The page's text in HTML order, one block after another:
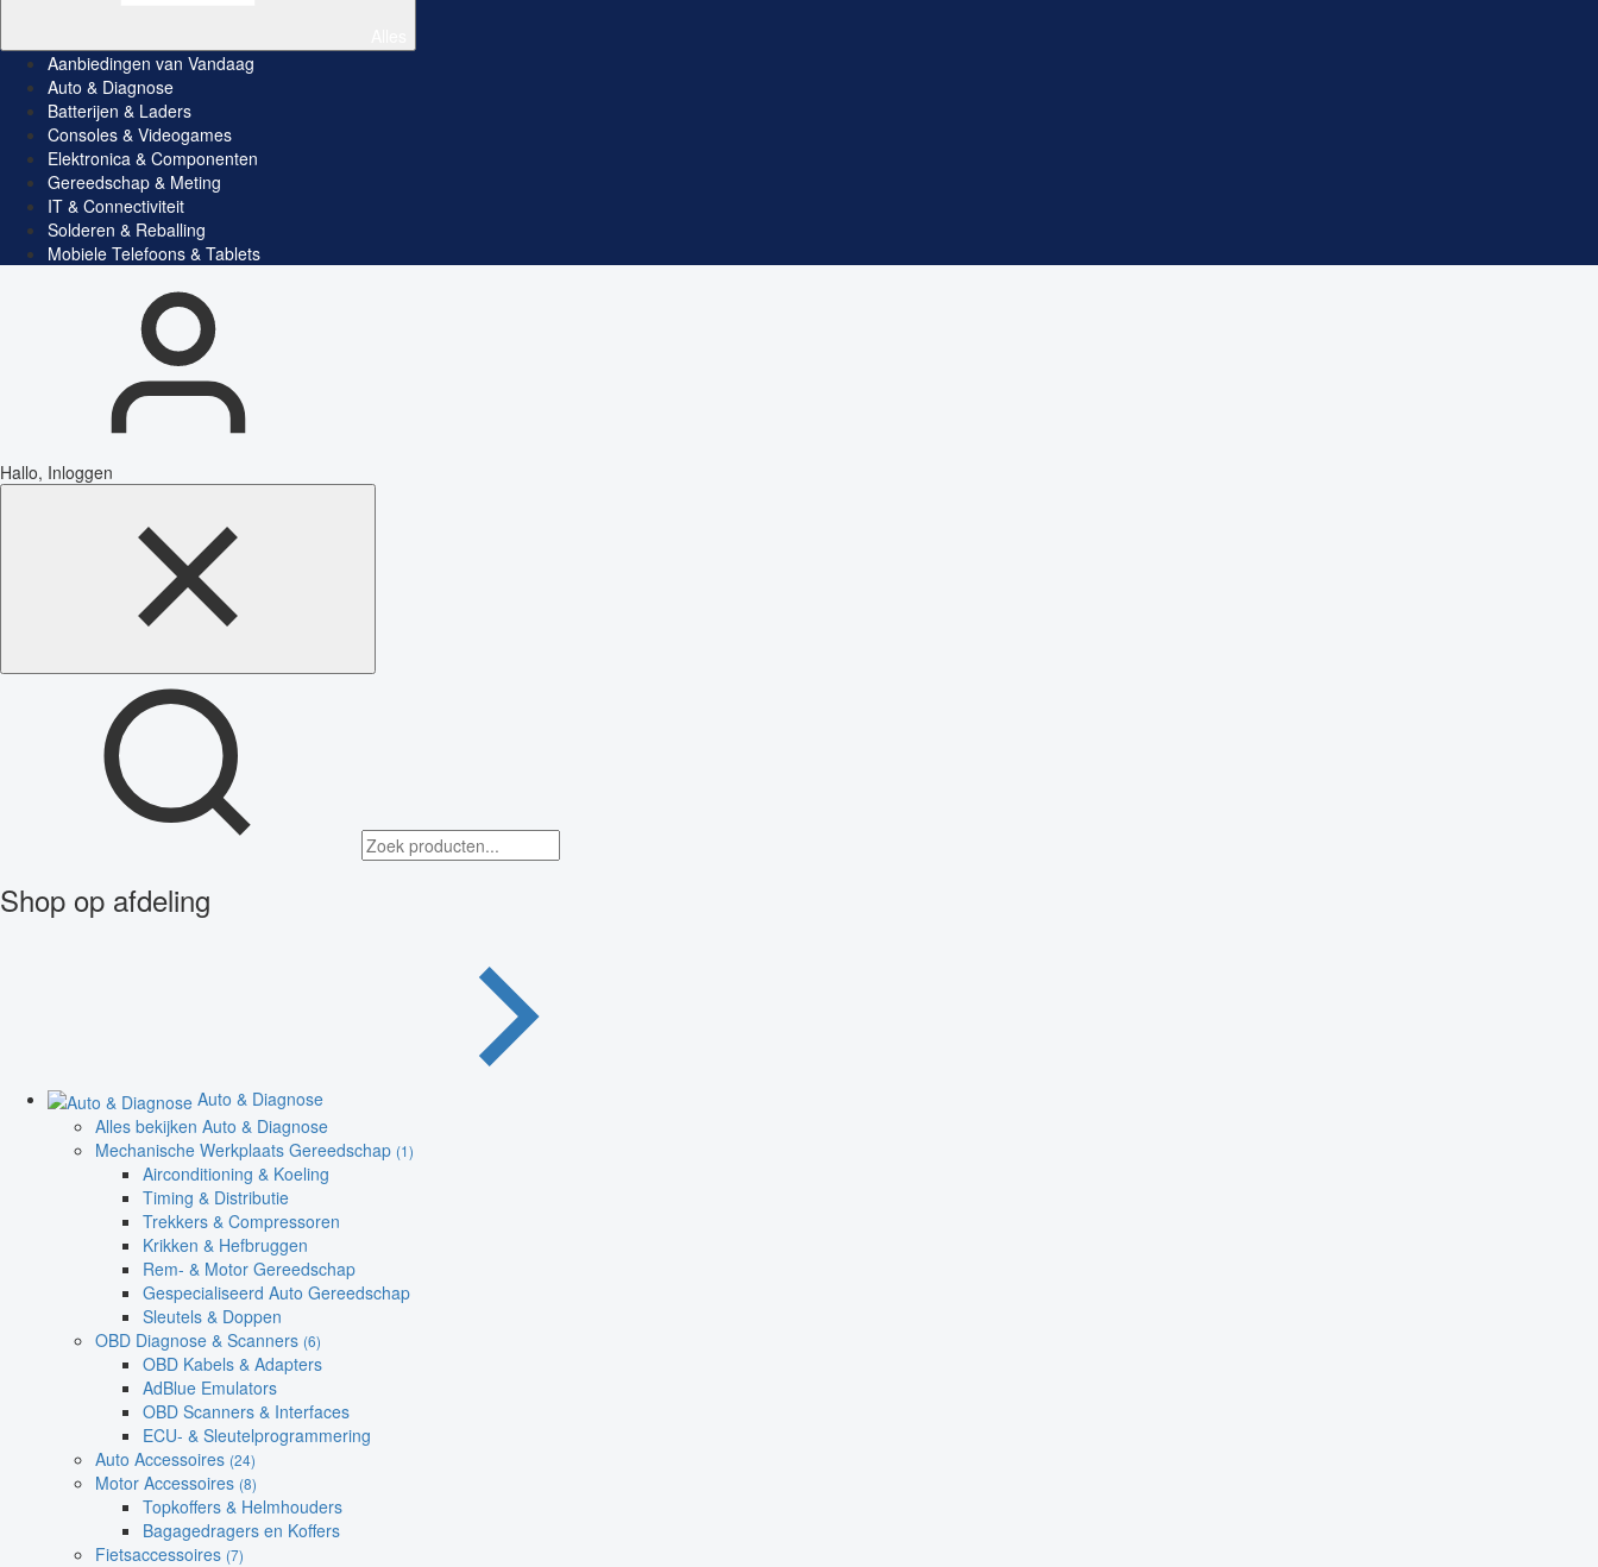
Aanbiedingen van Vandaag
Auto & Diagnose
Batterijen & Laders
Consoles & Videogames
Elektronica & Componenten
Gereedschap & Meting
IT & Connectiviteit
Solderen & Reballing
Mobiele Telefoons & Tablets
Hallo, Inloggen
Shop op afdeling
Auto & Diagnose
Alles bekijken Auto & Diagnose
Mechanische Werkplaats Gereedschap (1)
Airconditioning & Koeling
Timing & Distributie
Trekkers & Compressoren
Krikken & Hefbruggen
Rem- & Motor Gereedschap
Gespecialiseerd Auto Gereedschap
Sleutels & Doppen
OBD Diagnose & Scanners (6)
OBD Kabels & Adapters
AdBlue Emulators
OBD Scanners & Interfaces
ECU- & Sleutelprogrammering
Auto Accessoires (24)
Motor Accessoires (8)
Topkoffers & Helmhouders
Bagagedragers en Koffers
Fietsaccessoires (7)